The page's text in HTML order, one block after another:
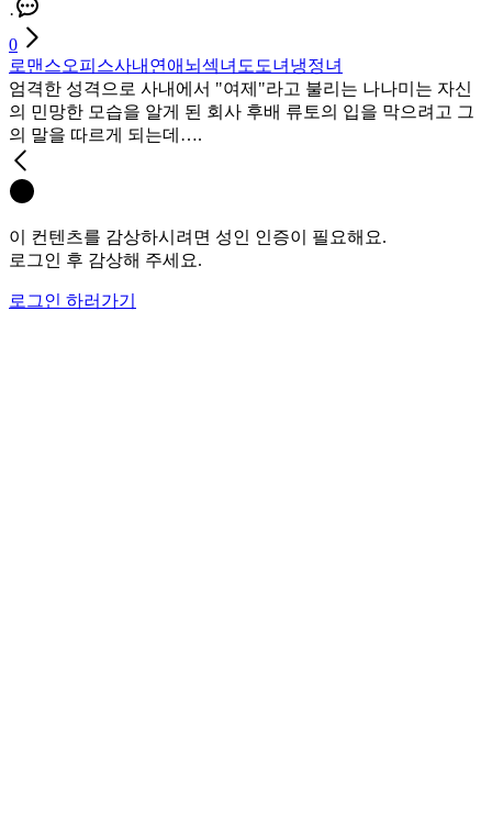
·
0
로맨스오피스사내연애 뇌섹녀 도도녀 냉정녀
엄격한 성격으로 사내에서 "여제"라고 불리는 나나미는 자신
의 민망한 모습을 알게 된 회사 후배 류토의 입을 막으려고 그
의 말을 따르게 되는데….
이 컨텐츠를 감상하시려면 성인 인증이 필요해요.
로그인 후 감상해 주세요.
로그인 하러가기